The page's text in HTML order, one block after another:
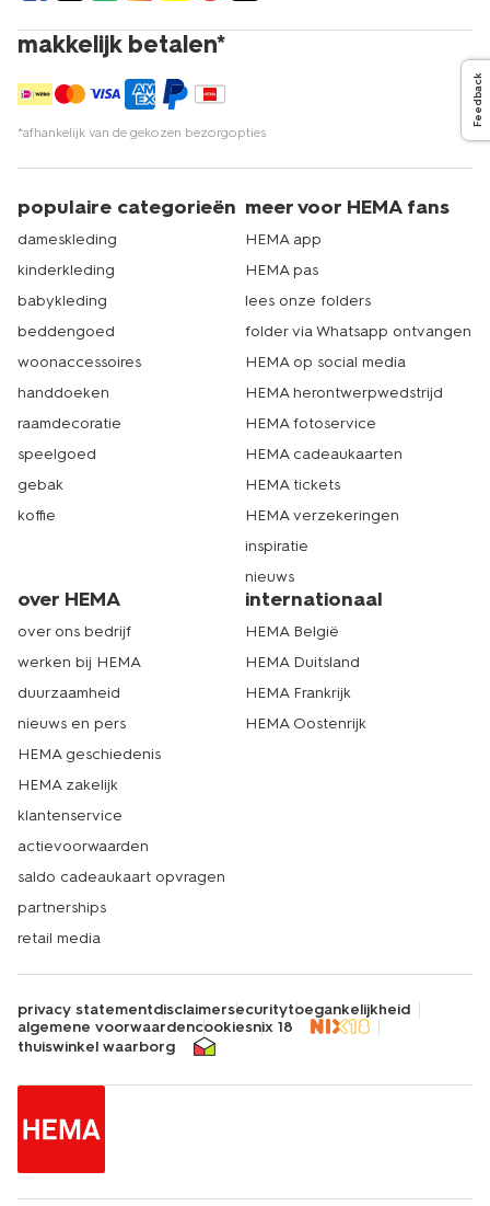
makkelijk betalen*
*afhankelijk van de gekozen bezorgopties
populaire categorieën
dameskleding
kinderkleding
babykleding
beddengoed
woonaccessoires
handdoeken
raamdecoratie
speelgoed
gebak
koffie
meer voor HEMA fans
HEMA app
HEMA pas
lees onze folders
folder via Whatsapp ontvangen
HEMA op social media
HEMA herontwerpwedstrijd
HEMA fotoservice
HEMA cadeaukaarten
HEMA tickets
HEMA verzekeringen
inspiratie
nieuws
over HEMA
over ons bedrijf
werken bij HEMA
duurzaamheid
nieuws en pers
HEMA geschiedenis
HEMA zakelijk
klantenservice
actievoorwaarden
saldo cadeaukaart opvragen
partnerships
retail media
internationaal
HEMA België
HEMA Duitsland
HEMA Frankrijk
HEMA Oostenrijk
privacy statementdisclaimersecuritytoegankelijkheid
algemene voorwaardencookiesnix 18
thuiswinkel waarborg
Feedback